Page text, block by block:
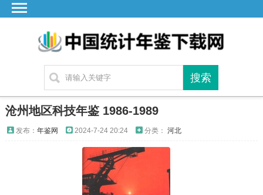
江苏
沧州地区科技年鉴 1986-1989
发布： 年鉴网 2024-7-24 20:24 分类： 河北